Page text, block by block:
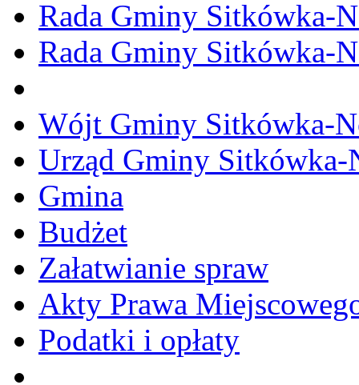
Rada Gminy Sitkówka-
Rada Gminy Sitkówka-
Wójt Gminy Sitkówka-
Urząd Gminy
Gmina
Budżet
Załatwianie spraw
Akty Prawa
Podatki i opłaty